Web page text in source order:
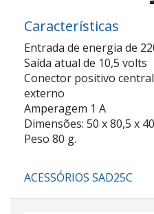
Características
Entrada de energia de
Saída atual de 10,5 volts
Conector positivo
externo
Amperagem 1 A
Dimensões: 50 x 80,5 x
Peso 80 g.
ACESSÓRIOS SAD25C